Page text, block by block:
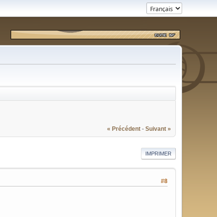
« Précédent - Suivant »
IMPRIMER
#8